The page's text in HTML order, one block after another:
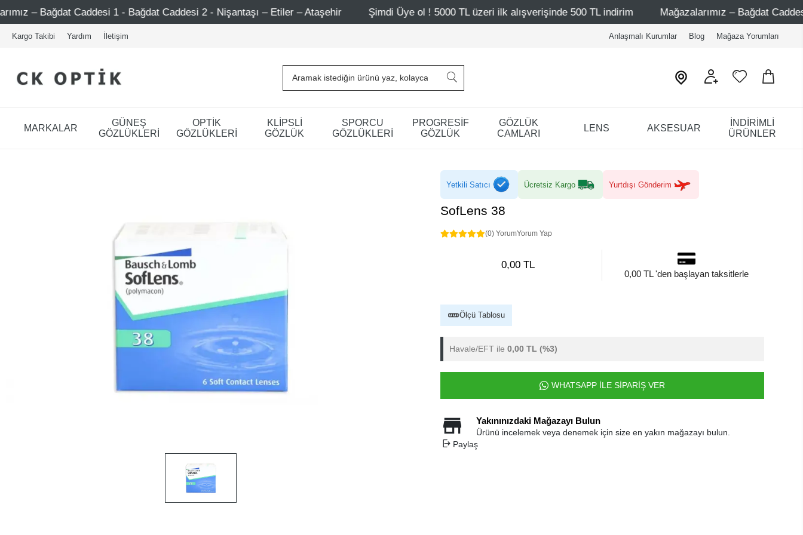
Caddesi 1 - Bağdat Caddesi 2 - Nişantaşı – Etiler – Ataşehir Şimdi Üye ol ! 5000 TL üzeri ilk alışverişinde 500 TL indirim Mağazalarımız – Bağdat Caddesi 1 -
Kargo Takibi Yardım İletişim Anlaşmalı Kurumlar Blog Mağaza Yorumları
MARKALAR
GÜNEŞ
GÖZLÜKLERİ
OPTİK
GÖZLÜKLERİ
KLİPSLİ
GÖZLÜK
SPORCU
GÖZLÜKLERİ
PROGRESİF
GÖZLÜK
GÖZLÜK
CAMLARI
LENS AKSESUAR
İNDİRİMLİ
ÜRÜNLER
Yetkili Satıcı Ücretsiz Kargo Yurtdışı Gönderim
SofLens 38
(0) YorumYorum Yap
0,00 TL
0,00 TL 'den başlayan taksitlerle
Ölçü Tablosu
Havale/EFT ile 0,00 TL (%3)
WHATSAPP İLE SİPARİŞ VER
Yakınınızdaki Mağazayı Bulun
Ürünü incelemek veya denemek için size en yakın mağazayı bulun.
Paylaş